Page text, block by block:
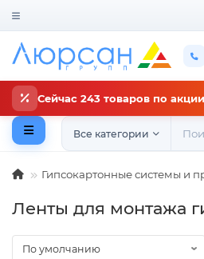
Сейчас 243 товаров по акции
Все категории
Гипсокартонные системы и
Ленты для монтажа